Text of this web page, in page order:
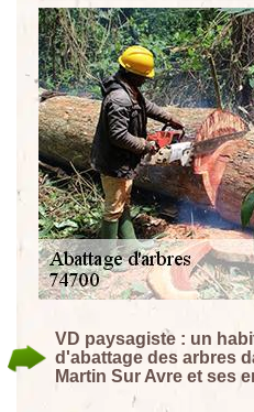
VD paysagiste : un
d'abattage des arbres
Martin Sur Avre et ses